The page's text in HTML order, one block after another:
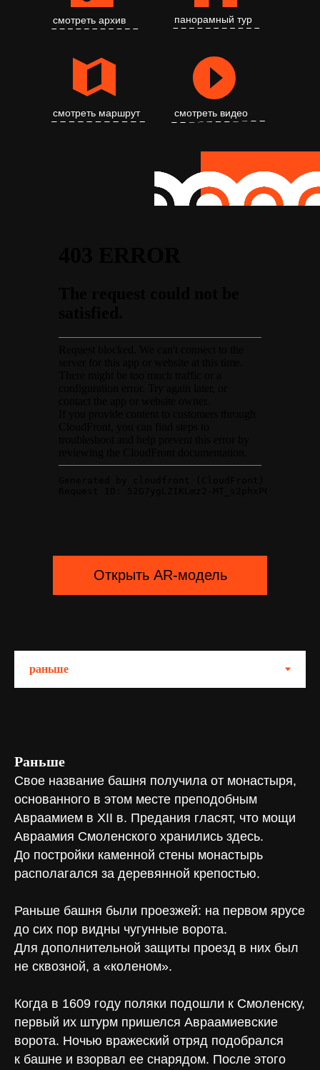
смотреть архив панорамный тур
смотреть маршрут смотреть видео
Открыть AR-модель
Раньше
Свое название башня получила от монастыря,
основанного в этом месте преподобным
Авраамием в XII в. Предания гласят, что мощи
Авраамия Смоленского хранились здесь.
До постройки каменной стены монастырь
располагался за деревянной крепостью.
Раньше башня были проезжей: на первом ярусе
до сих пор видны чугунные ворота.
Для дополнительной защиты проезд в них был
не сквозной, а «коленом».
Когда в 1609 году поляки подошли к Смоленску,
первый их штурм пришелся Авраамиевские
ворота. Ночью вражеский отряд подобрался
к башне и взорвал ее снарядом. После этого